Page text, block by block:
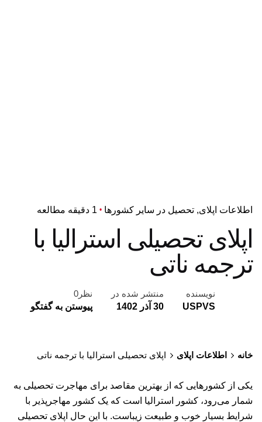
اطلاعات اپلای تحصیل در سایر کشورها 1 دقیقه مطالعه
اپلای تحصیلی استرالیا با
ترجمه ناتی
نویسنده
USPVS
منتشر شده در
30 آذر 1402
نظر0
پیوستن به گفتگو
خانه اطلاعات اپلای اپلای تحصیلی استرالیا با ترجمه ناتی
یکی از کشورهایی که از بهترین مقاصد برای مهاجرت تحصیلی به
شمار می‌رود، کشور استرالیا است که یک کشور مهاجرپذیر با
شرایط بسیار خوب و طبیعت زیباست. با این حال اپلای تحصیلی